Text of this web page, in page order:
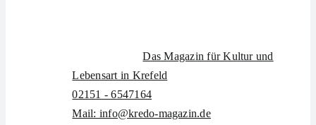
Das Magazin für Kultur und
Lebensart in Krefeld
02151 - 6547164
Mail: info@kredo-magazin.de